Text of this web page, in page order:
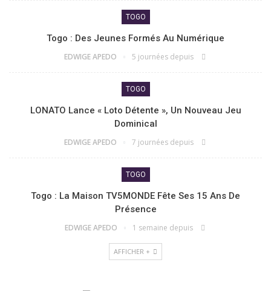
TOGO
Togo : Des Jeunes Formés Au Numérique
EDWIGE APEDO 5 journées depuis
TOGO
LONATO Lance « Loto Détente », Un Nouveau Jeu
Dominical
EDWIGE APEDO 7 journées depuis
TOGO
Togo : La Maison TV5MONDE Fête Ses 15 Ans De
Présence
EDWIGE APEDO 1 semaine depuis
AFFICHER +